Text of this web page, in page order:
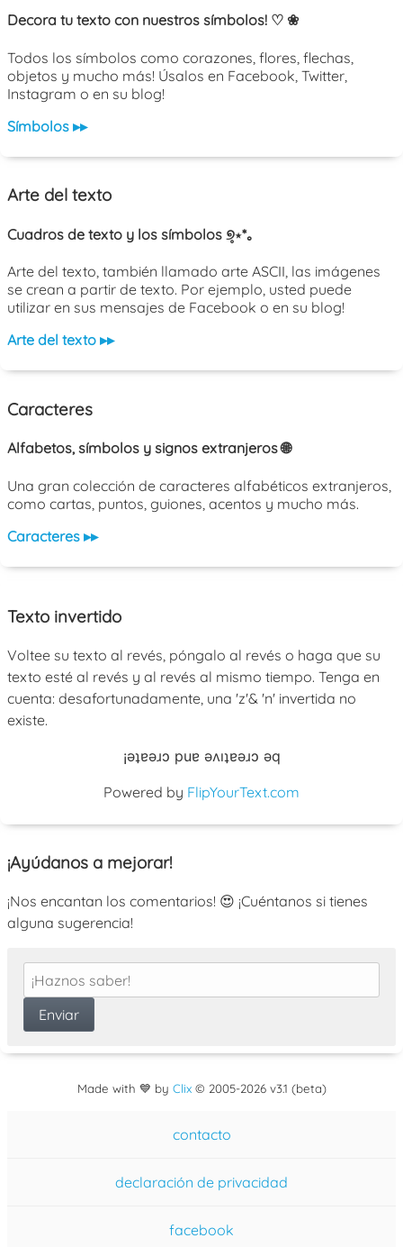
Decora tu texto con nuestros símbolos! ♡ ❀
Todos los símbolos como corazones, flores, flechas,
objetos y mucho más! Úsalos en Facebook, Twitter,
Instagram o en su blog!
Símbolos ▸▸
Arte del texto
Cuadros de texto y los símbolos ୭̥⋆*｡
Arte del texto, también llamado arte ASCII, las imágenes
se crean a partir de texto. Por ejemplo, usted puede
utilizar en sus mensajes de Facebook o en su blog!
Arte del texto ▸▸
Caracteres
Alfabetos, símbolos y signos extranjeros 🌐
Una gran colección de caracteres alfabéticos extranjeros,
como cartas, puntos, guiones, acentos y mucho más.
Caracteres ▸▸
Texto invertido
Voltee su texto al revés, póngalo al revés o haga que su
texto esté al revés y al revés al mismo tiempo. Tenga en
cuenta: desafortunadamente, una 'z'& 'n' invertida no
existe.
¡əʇɐəɹɔ puɐ əʌıʇɐəɹɔ əq
Powered by FlipYourText.com
¡Ayúdanos a mejorar!
¡Nos encantan los comentarios! 😍 ¡Cuéntanos si tienes
alguna sugerencia!
Made with 💙 by Clix© 2005-2026 v3.1 (beta)
contacto
declaración de privacidad
facebook